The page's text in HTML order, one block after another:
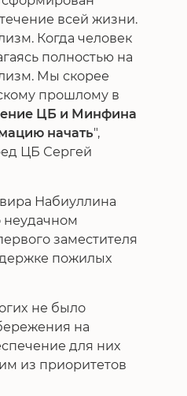
всей жизни.
Когда человек
полностью на
Мы скорее
прошлому в
ЦБ и Минфина
начать",
ЦБ Сергей
Набиуллина
неудачном
заместителя
пожилых
не было
на
для них
из приоритетов